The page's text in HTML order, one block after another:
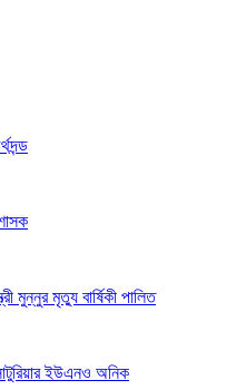
মুন্নুর মৃত্যু বার্ষিকী পালিত
ইউএনও অনিক